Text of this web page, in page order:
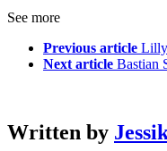
See more
Previous article Lilly
Next article Bastian
Written by